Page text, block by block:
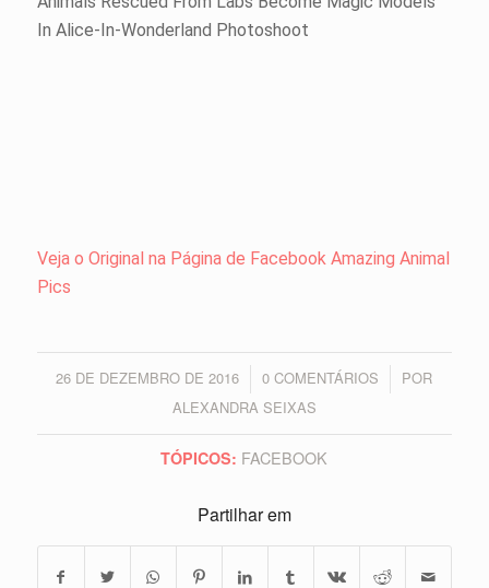
In Alice-In-Wonderland Photoshoot
Veja o Original na Página de Facebook Amazing Animal
Pics
26 DE DEZEMBRO DE 2016
/ 0 COMENTÁRIOS
/
POR
ALEXANDRA SEIXAS
TÓPICOS: FACEBOOK
Partilhar em